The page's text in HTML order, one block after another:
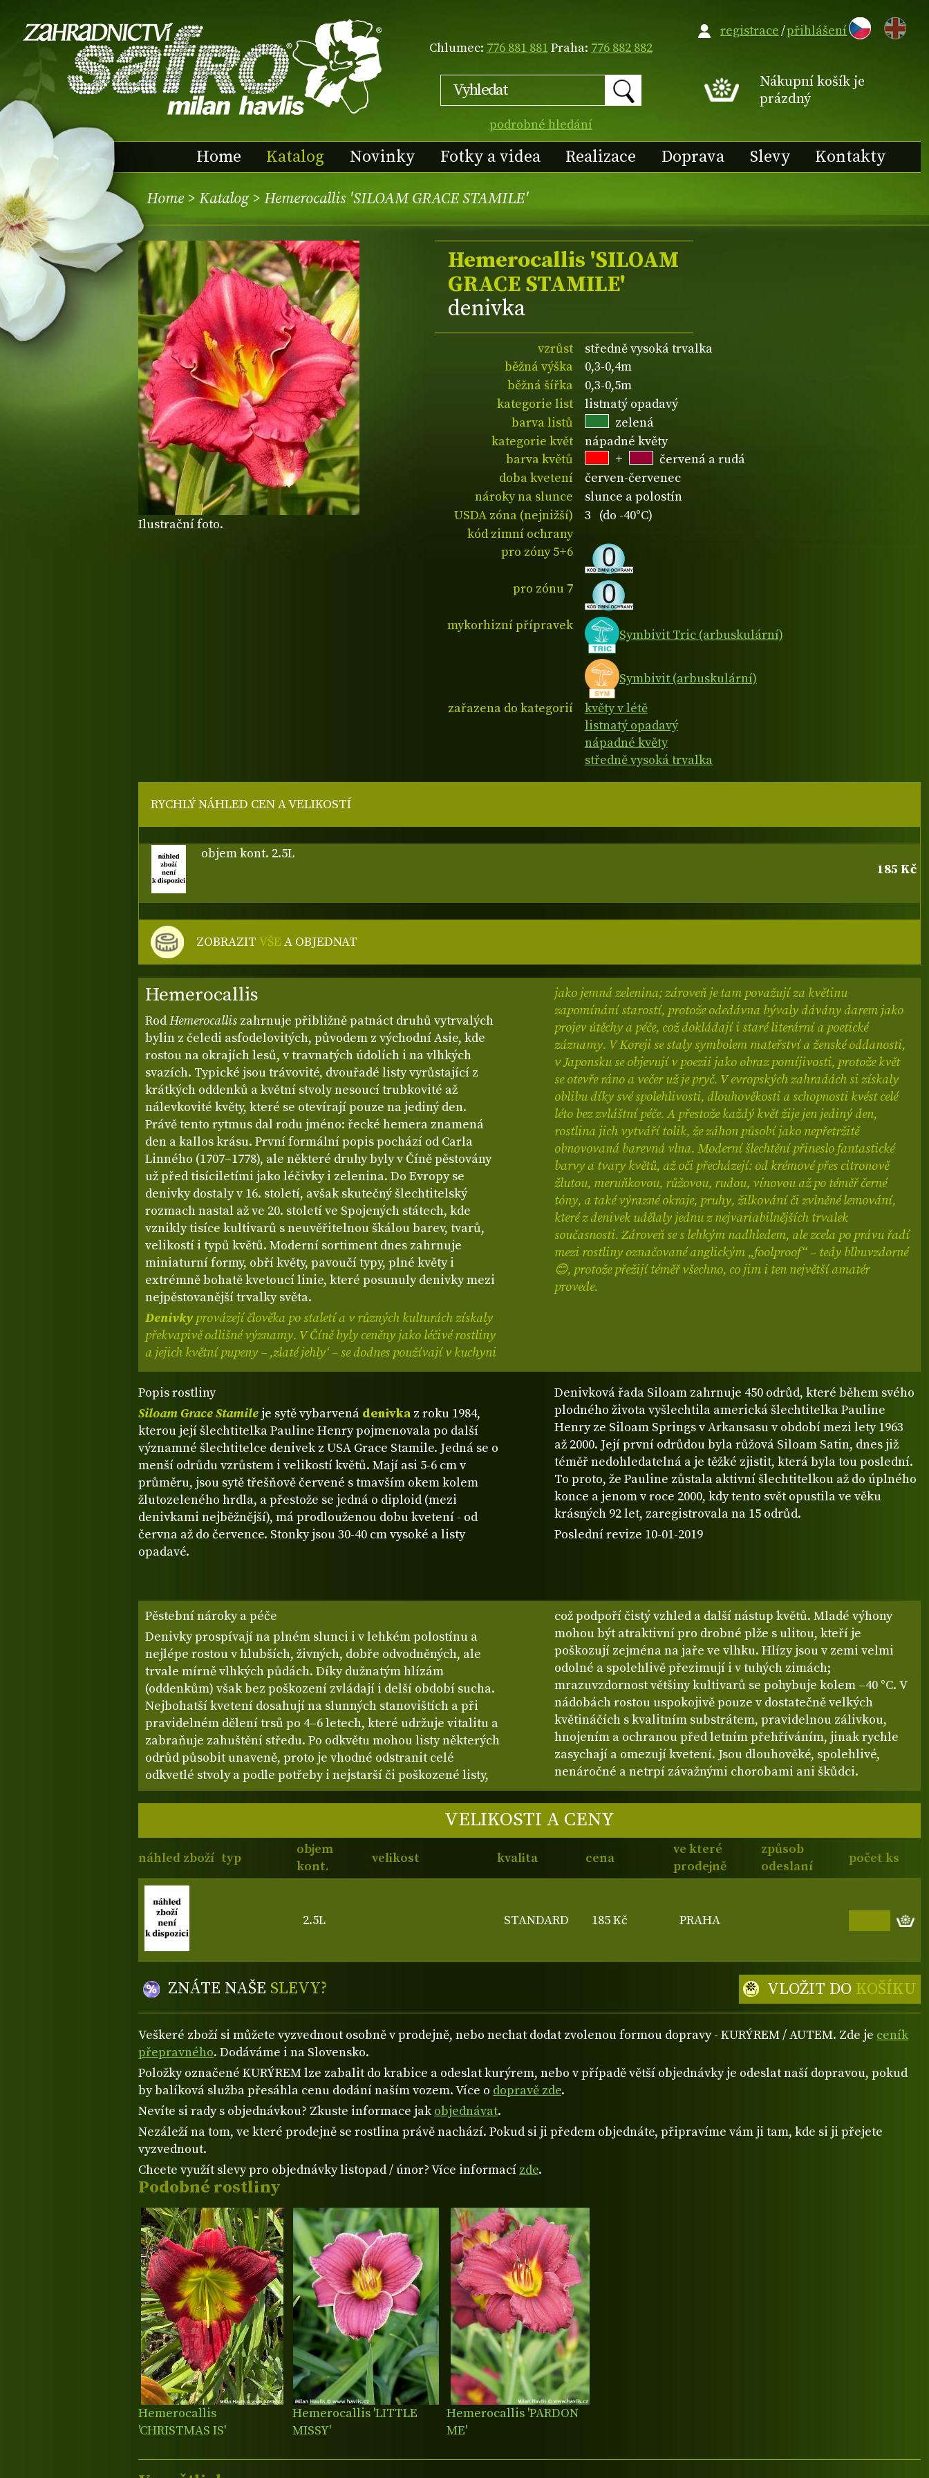
Chlumec: 776 881 881Praha: 776 882 882
podrobné hledání
EN
Nákupní košík je
prázdný
Home Katalog Novinky Fotky a videa Realizace Doprava Slevy Kontakty
registrace/přihlášení
Home > Katalog> Hemerocallis 'SILOAM GRACE STAMILE'
Ilustrační foto.
Hemerocallis 'SILOAM
GRACE STAMILE'
denivka
vzrůst
středně vysoká trvalka
běžná výška
0,3-0,4m
běžná šířka
0,3-0,5m
kategorie list
listnatý opadavý
barva listů
zelená
kategorie květ
nápadné květy
barva květů
+
červená a rudá
doba kvetení
červen-červenec
nároky na slunce
slunce a polostín
USDA zóna (nejnižší)
3 (do -40°C)
kód zimní ochrany
pro zóny 5+6
pro zónu 7
mykorhizní přípravek
Symbivit Tric (arbuskulární)
Symbivit (arbuskulární)
zařazena do kategorií
květy v létě
listnatý opadavý
nápadné květy
středně vysoká trvalka
Hemerocallis
RodHemerocallis zahrnuje přibližně patnáct druhů vytrvalých
bylin z čeledi asfodelovitých, původem z východní Asie, kde
rostou na okrajích lesů, v travnatých údolích i na vlhkých
svazích. Typické jsou trávovité, dvouřadé listy vyrůstající z
krátkých oddenků a květní stvoly nesoucí trubkovité až
nálevkovité květy, které se otevírají pouze na jediný den.
Právě tento rytmus dal rodu jméno: řecké hemera znamená
den a kallos krásu. První formální popis pochází od Carla
Linného (1707–1778), ale některé druhy byly v Číně pěstovány
už před tisíciletími jako léčivky i zelenina. Do Evropy se
denivky dostaly v 16. století, avšak skutečný šlechtitelský
rozmach nastal až ve 20. století ve Spojených státech, kde
vznikly tisíce kultivarů s neuvěřitelnou škálou barev, tvarů,
velikostí i typů květů. Moderní sortiment dnes zahrnuje
miniaturní formy, obří květy, pavoučí typy, plné květy i
extrémně bohatě kvetoucí linie, které posunuly denivky mezi
nejpěstovanější trvalky světa.
Denivky provázejí člověka po staletí a v různých kulturách získaly
překvapivě odlišné významy. V Číně byly ceněny jako léčivé rostliny
a jejich květní pupeny – ‚zlaté jehly‘ – se dodnes používají v kuchyni
jako jemná zelenina; zároveň je tam považují za květinu
zapomínání starostí, protože odedávna bývaly dávány darem jako
projev útěchy a péče, což dokládají i staré literární a poetické
záznamy. V Koreji se staly symbolem mateřství a ženské oddanosti,
v Japonsku se objevují v poezii jako obraz pomíjivosti, protože květ
se otevře ráno a večer už je pryč. V evropských zahradách si získaly
oblibu díky své spolehlivosti, dlouhověkosti a schopnosti kvést celé
léto bez zvláštní péče. A přestože každý květ žije jen jediný den,
rostlina jich vytváří tolik, že záhon působí jako nepřetržitě
obnovovaná barevná vlna. Moderní šlechtění přineslo fantastické
barvy a tvary květů, až oči přecházejí: od krémové přes citronově
žlutou, meruňkovou, růžovou, rudou, vínovou až po téměř černé
tóny, a také výrazné okraje, pruhy, žilkování či zvlněné lemování,
které z denivek udělaly jednu z nejvariabilnějších trvalek
současnosti. Zároveň se s lehkým nadhledem, ale zcela po právu řadí
mezi rostliny označované anglickým „foolproof“ – tedy blbuvzdorné
😊, protože přežijí téměř všechno, co jim i ten největší amatér
provede.
Popis rostliny
Siloam Grace Stamile je sytě vybarvená denivka z roku 1984,
kterou její šlechtitelka Pauline Henry pojmenovala po další
významné šlechtitelce denivek z USA Grace Stamile. Jedná se o
menší odrůdu vzrůstem i velikostí květů. Mají asi 5-6 cm v
průměru, jsou sytě třešňově červené s tmavším okem kolem
žlutozeleného hrdla, a přestože se jedná o diploid (mezi
denivkami nejběžnější), má prodlouženou dobu kvetení - od
června až do července. Stonky jsou 30-40 cm vysoké a listy
opadavé.
Denivková řada Siloam zahrnuje 450 odrůd, které během svého
plodného života vyšlechtila americká šlechtitelka Pauline
Henry ze Siloam Springs v Arkansasu v období mezi lety 1963
až 2000. Její první odrůdou byla růžová Siloam Satin, dnes již
téměř nedohledatelná a je těžké zjistit, která byla tou poslední.
To proto, že Pauline zůstala aktivní šlechtitelkou až do úplného
konce a jenom v roce 2000, kdy tento svět opustila ve věku
krásných 92 let, zaregistrovala na 15 odrůd.
Poslední revize 10-01-2019
Pěstební nároky a péče
Denivky prospívají na plném slunci i v lehkém polostínu a
nejlépe rostou v hlubších, živných, dobře odvodněných, ale
trvale mírně vlhkých půdách. Díky dužnatým hlízám
(oddenkům) však bez poškození zvládají i delší období sucha.
Nejbohatší kvetení dosahují na slunných stanovištích a při
pravidelném dělení trsů po 4–6 letech, které udržuje vitalitu a
zabraňuje zahuštění středu. Po odkvětu mohou listy některých
odrůd působit unaveně, proto je vhodné odstranit celé
odkvetlé stvoly a podle potřeby i nejstarší či poškozené listy,
což podpoří čistý vzhled a další nástup květů. Mladé výhony
mohou být atraktivní pro drobné plže s ulitou, kteří je
poškozují zejména na jaře ve vlhku. Hlízy jsou v zemi velmi
odolné a spolehlivě přezimují i v tuhých zimách;
mrazuvzdornost většiny kultivarů se pohybuje kolem –40 °C. V
nádobách rostou uspokojivě pouze v dostatečně velkých
květináčích s kvalitním substrátem, pravidelnou zálivkou,
hnojením a ochranou před letním přehříváním, jinak rychle
zasychají a omezují kvetení. Jsou dlouhověké, spolehlivé,
nenáročné a netrpí závažnými chorobami ani škůdci.
VELIKOSTI A CENY
náhled zboží typ
objem
kont.
velikost kvalita cena
ve které
prodejně
způsob
odeslaní
počet ks
2.5L STANDARD 185 Kč PRAHA
ZNÁTE NAŠE SLEVY? VLOŽIT DO KOŠÍKU
RYCHLÝ NÁHLED CEN A VELIKOSTÍ
objem kont. 2.5L
185 Kč
ZOBRAZITVŠE A OBJEDNAT
Podobné rostliny
Hemerocallis
'CHRISTMAS IS'
Hemerocallis 'LITTLE
MISSY'
Hemerocallis 'PARDON
ME'
Veškeré zboží si můžete vyzvednout osobně v prodejně, nebo nechat dodat zvolenou formou dopravy - KURÝREM / AUTEM. Zde je ceník
přepravného. Dodáváme i na Slovensko.
Položky označené KURÝREM lze zabalit do krabice a odeslat kurýrem, nebo v případě větší objednávky je odeslat naší dopravou, pokud
by balíková služba přesáhla cenu dodání naším vozem. Více o dopravě zde.
Nevíte si rady s objednávkou? Zkuste informace jakobjednávat.
Nezáleží na tom, ve které prodejně se rostlina právě nachází. Pokud si ji předem objednáte, připravíme vám ji tam, kde si ji přejete
vyzvednout.
Chcete využít slevy pro objednávky listopad / únor? Více informací zde.